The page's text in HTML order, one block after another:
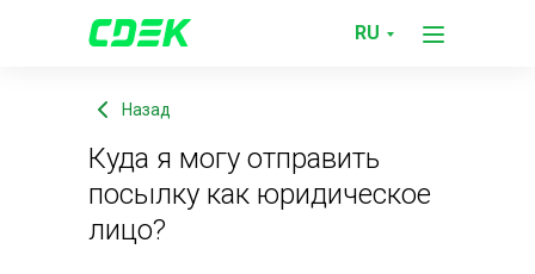
RU
поддержки
Куда я могу отправить
посылку как юридическое
лицо?
Назад